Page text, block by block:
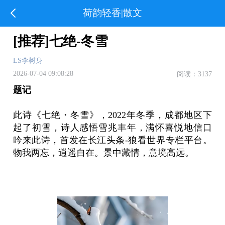
荷韵轻香|散文
[推荐]七绝-冬雪
LS李树身
2026-07-04 09:08:28
阅读：3137
题记
此诗《七绝・冬雪》，2022年冬季，成都地区下
起了初雪，诗人感悟雪兆丰年，满怀喜悦地信口
吟来此诗，首发在长江头条-狼看世界专栏平台。
物我两忘，逍遥自在。景中藏情，意境高远。